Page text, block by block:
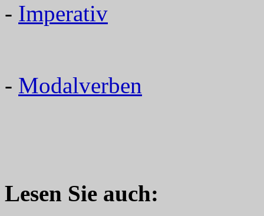
- Imperativ
- Modalverben
Lesen Sie auch: